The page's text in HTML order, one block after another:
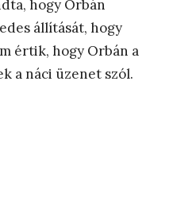
hogy Orbán
állítását, hogy
értik, hogy Orbán a
a náci üzenet szól.